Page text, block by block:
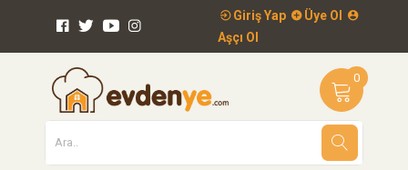
Giriş Yap
Üye Ol
Aşçı Ol
0